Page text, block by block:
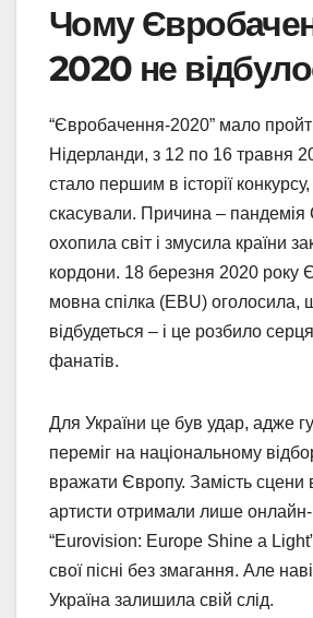
Чому
2020 не
“Євробачення-2020” мало
Нідерланди, з 12 по 16 травня
стало першим в історії
скасували. Причина – пандемія
охопила світ і змусила країни
кордони. 18 березня 2020 року
мовна спілка (EBU) оголосила,
відбудеться – і це розбило
фанатів.
Для України це був удар, адже
переміг на національному
вражати Європу. Замість сцени
артисти отримали лише
“Eurovision: Europe Shine a
свої пісні без змагання. Але
Україна залишила свій слід.